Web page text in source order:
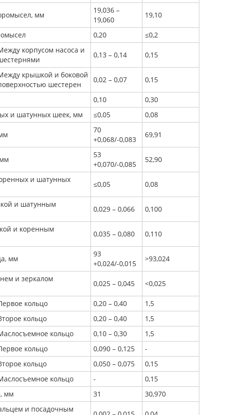
мм
19,036 –
19,060
19,10
0,20 ≤0,2
корпусом насоса и
0,13 – 0,14 0,15
крышкой и боковой
шестерен
0,02 – 0,07 0,15
0,10
0,30
и шатунных шеек, мм
≤0,05 0,08
70
+0,068/-0,083
69,91
53
+0,070/-0,085
52,90
и шатунных
≤0,05 0,08
и шатунным
0,029 – 0,066 0,100
и коренным
0,035 – 0,080 0,110
мм
93
+0,024/-0,015
>93,024
и зеркалом
0,025 – 0,045 <0,025
кольцо 0,20 – 0,40
1,5
кольцо
0,20 – 0,40
1,5
кольцо
0,10 – 0,30 1,5
кольцо 0,090 – 0,125
-
кольцо
0,050 – 0,075
0,15
кольцо
-
0,15
мм
31
30,970
и посадочным